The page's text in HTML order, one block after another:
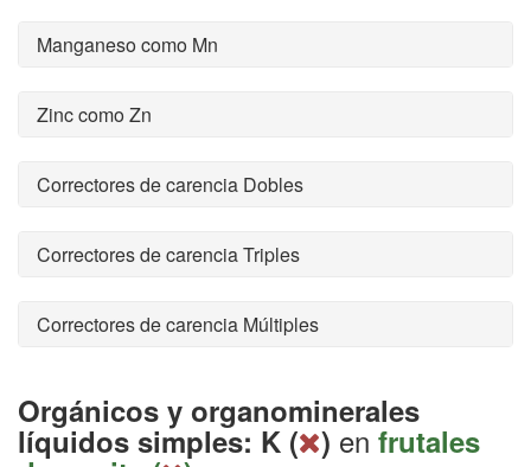
Manganeso como Mn
Zinc como Zn
Correctores de carencia Dobles
Correctores de carencia Triples
Correctores de carencia Múltiples
Orgánicos y organominerales
líquidos simples: K ( ) en frutales